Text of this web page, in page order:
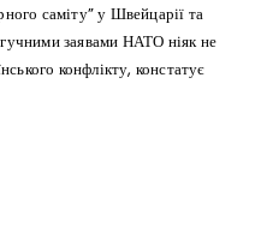
саміту” у Швейцарії та
гучними заявами НАТО ніяк не
конфлікту, констатує